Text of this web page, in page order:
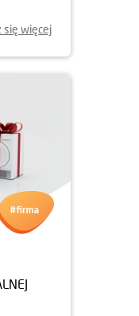
się więcej